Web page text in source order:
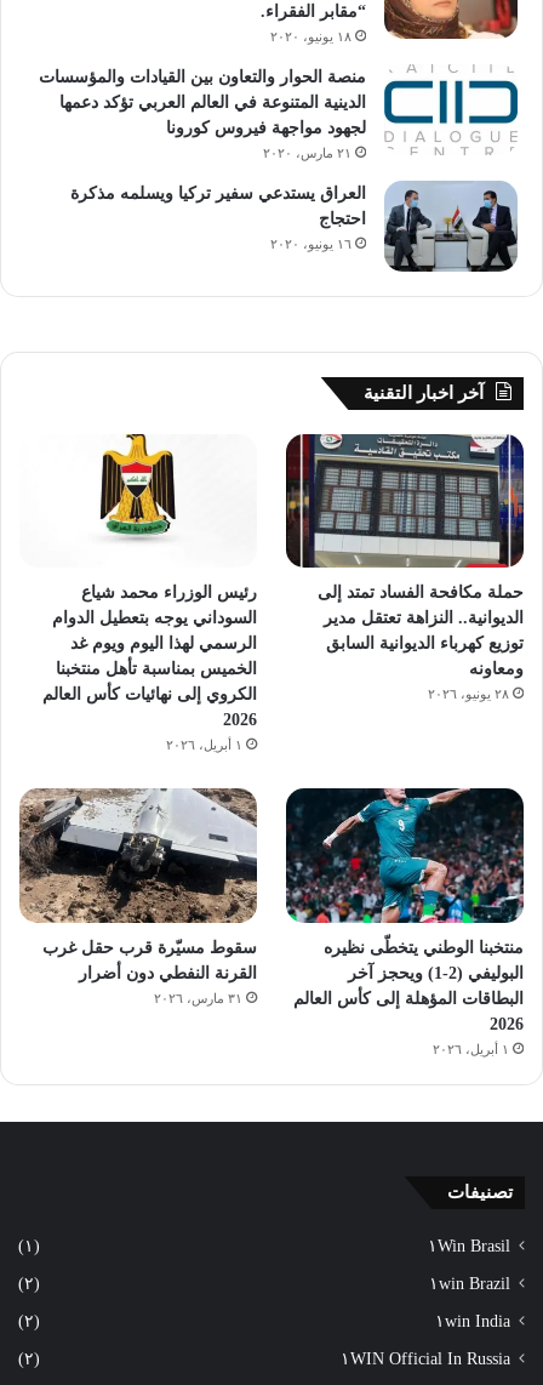
“مقابر الفقراء.
١٨ يونيو، ٢٠٢٠
منصة الحوار والتعاون بين القيادات والمؤسسات
الدينية المتنوعة في العالم العربي تؤكد دعمها
لجهود مواجهة فيروس كورونا
٢١ مارس، ٢٠٢٠
العراق يستدعي سفير تركيا ويسلمه مذكرة
احتجاج
١٦ يونيو، ٢٠٢٠
آخر اخبار التقنية
حملة مكافحة الفساد تمتد إلى
الديوانية.. النزاهة تعتقل مدير
توزيع كهرباء الديوانية السابق
ومعاونه
٢٨ يونيو، ٢٠٢٦
رئيس الوزراء محمد شياع
السوداني يوجه بتعطيل الدوام
الرسمي لهذا اليوم ويوم غد
الخميس بمناسبة تأهل منتخبنا
الكروي إلى نهائيات كأس العالم
2026
١ أبريل، ٢٠٢٦
منتخبنا الوطني يتخطّى نظيره
البوليفي (2-1) ويحجز آخر
البطاقات المؤهلة إلى كأس العالم
2026
١ أبريل، ٢٠٢٦
سقوط مسيّرة قرب حقل غرب
القرنة النفطي دون أضرار
٣١ مارس، ٢٠٢٦
تصنيفات
١Win Brasil (١)
١win Brazil (٢)
١win India (٢)
١WIN Official In Russia (٢)